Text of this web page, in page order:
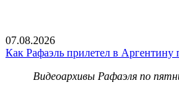
07.08.2026
Как Рафаэль прилетел в Аргентину
Видеоархивы Рафаэля по